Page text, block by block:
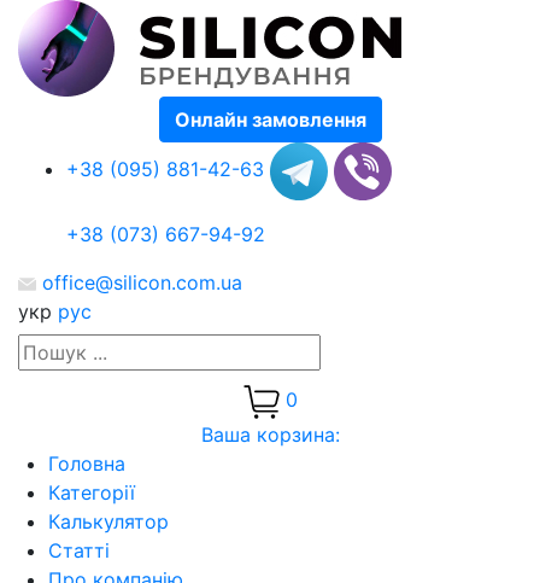
Онлайн замовлення
+38 (095) 881-42-63
+38 (073) 667-94-92
office@silicon.com.ua
укр рус
0
Ваша корзина:
Головна
Категорії
Калькулятор
Статті